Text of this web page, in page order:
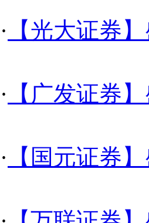
· 【光大证券
· 【广发证券
· 【国元证券